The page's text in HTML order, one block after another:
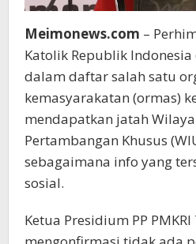
Meimonews.com –
Katolik Republik Indonesia
dalam daftar salah satu
kemasyarakatan (ormas)
mendapatkan jatah
Pertambangan Khusus
sebagaimana info yang
sosial.
Ketua Presidium PP